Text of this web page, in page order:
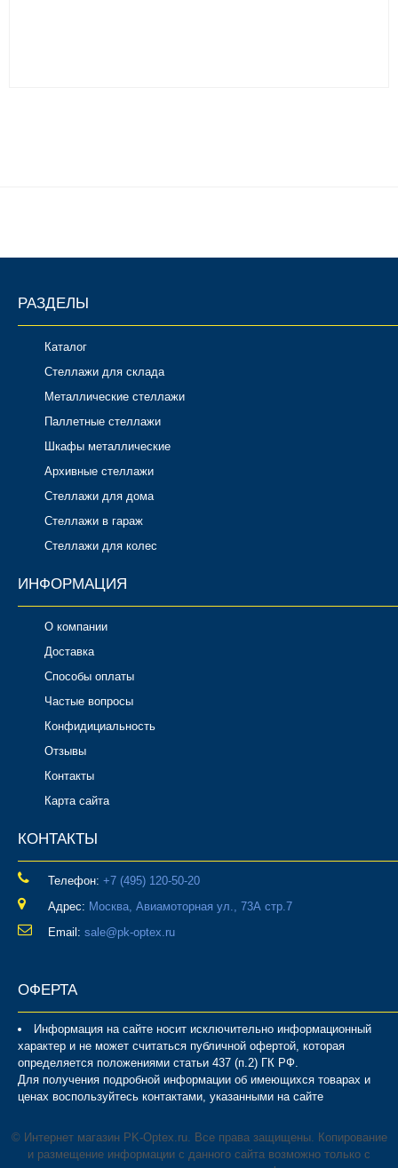
РАЗДЕЛЫ
Каталог
Стеллажи для склада
Металлические стеллажи
Паллетные стеллажи
Шкафы металлические
Архивные стеллажи
Стеллажи для дома
Стеллажи в гараж
Стеллажи для колес
ИНФОРМАЦИЯ
О компании
Доставка
Способы оплаты
Частые вопросы
Конфидициальность
Отзывы
Контакты
Карта сайта
КОНТАКТЫ
Телефон: ‎+7 (495) 120-50-20
Адрес: Москва, Авиамоторная ул., 73А стр.7
Email: sale@pk-optex.ru
ОФЕРТА
Информация на сайте носит исключительно информационный
характер и не может считаться публичной офертой, которая
определяется положениями статьи 437 (п.2) ГК РФ.
Для получения подробной информации об имеющихся товарах и
ценах воспользуйтесь контактами, указанными на сайте
© Интернет магазин PK-Optex.ru. Все права защищены. Копирование
и размещение информации с данного сайта возможно только с